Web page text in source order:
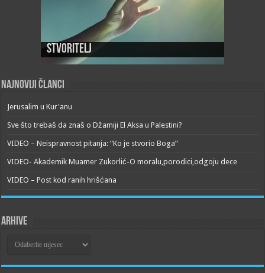
Stvoritelj
Najnoviji članci
Jerusalim u Kur'anu
Sve što trebaš da znaš o Džamiji El Aksa u Palestini?
VIDEO – Neispravnost pitanja: “Ko je stvorio Boga”
VIDEO- Akademik Muamer Zukorlić-O moralu,porodici,odgoju dece
VIDEO – Post kod ranih hrišćana
Arhive